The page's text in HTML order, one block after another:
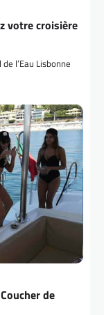
votre croisière
l’Eau Lisbonne
de